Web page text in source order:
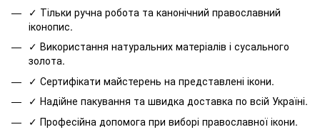
✓ Тільки ручна робота та канонічний православний
іконопис.
✓ Використання натуральних матеріалів і сусального
золота.
✓ Сертифікати майстерень на представлені ікони.
✓ Надійне пакування та швидка доставка по всій Україні.
✓ Професійна допомога при виборі православної ікони.